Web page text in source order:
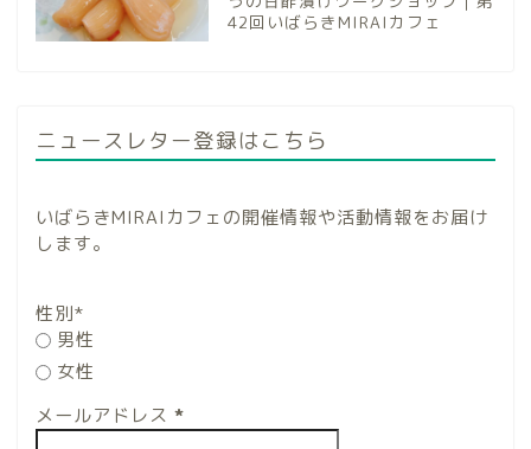
42回いばらきMIRAIカフェ
ニュースレター登録はこちら
いばらきMIRAIカフェの開催情報や活動情報をお届け
します。
性別*
男性
女性
メールアドレス *